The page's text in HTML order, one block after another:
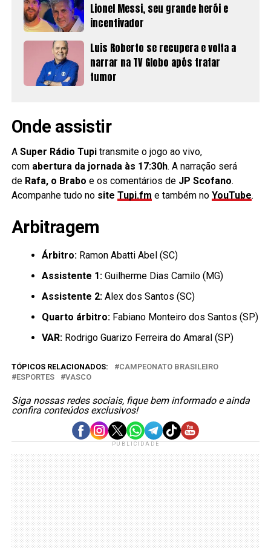
Lionel Messi, seu grande herói e
incentivador
Luis Roberto se recupera e volta a
narrar na TV Globo após tratar
tumor
Onde assistir
A Super Rádio Tupitransmite o jogo ao vivo,
com abertura da jornada às 17:30h. A narração será
de Rafa, o Brabo e os comentários deJP Scofano.
Acompanhe tudo no site Tupi.fm e também no YouTube.
Arbitragem
Árbitro: Ramon Abatti Abel (SC)
Assistente 1: Guilherme Dias Camilo (MG)
Assistente 2: Alex dos Santos (SC)
Quarto árbitro: Fabiano Monteiro dos Santos (SP)
VAR: Rodrigo Guarizo Ferreira do Amaral (SP)
TÓPICOS RELACIONADOS:
CAMPEONATO BRASILEIRO
ESPORTES
VASCO
Siga nossas redes sociais, fique bem informado e ainda
confira conteúdos exclusivos!
PUBLICIDADE